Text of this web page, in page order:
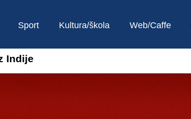
Sport Kultura/škola Web/Caffe
Indije